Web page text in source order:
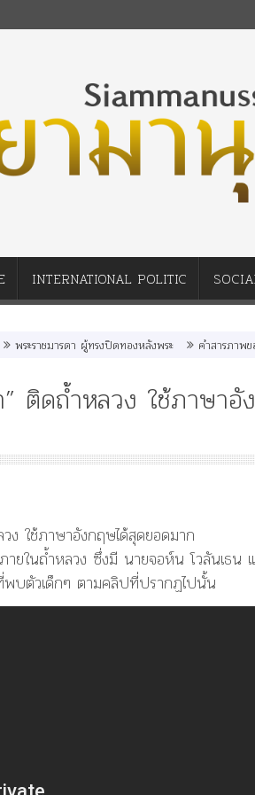
INTERNATIONAL POLITIC
มารดา ผู้ทรงปิดทองหลังพระ คำสารภาพของอดีตคณ
ดถ้ำหลวง ใช้ภาษาอั
ใช้ภาษาอังกฤษได้สุดยอดมาก
ยในถ้ำหลวง ซึ่งมี นายจอห์น โวลันเธน
บตัวเด็กๆ ตามคลิปที่ปรากฏไปนั้น
พยุ
แล